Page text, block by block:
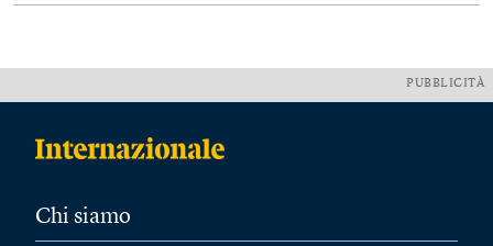
PUBBLICITÀ
Chi siamo